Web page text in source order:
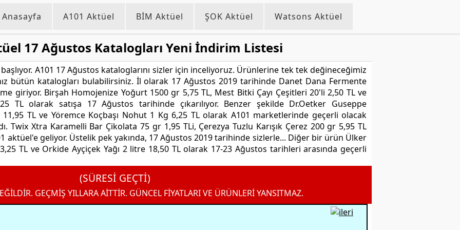
Anasayfa A101 Aktüel BİM Aktüel ŞOK Aktüel Watsons Aktüel
17 Ağustos Katalogları Yeni İndirim Listesi
A101 17 Ağustos kataloglarını sizler için inceliyoruz. Ürünlerine tek tek değineceğimiz
bütün katalogları bulabilirsiniz. İl olarak 17 Ağustos 2019 tarihinde Danet Dana Fermente
giriyor. Birşah Homojenize Yoğurt 1500 gr 5,75 TL, Mest Bitki Çayı Çeşitleri 20'li 2,50 TL ve
TL olarak satışa 17 Ağustos tarihinde çıkarılıyor. Benzer şekilde Dr.Oetker Guseppe
TL ve Yöremce Koçbaşı Nohut 1 Kg 6,25 TL olarak A101 marketlerinde geçerli olacak
Twix Xtra Karamelli Bar Çikolata 75 gr 1,95 TLi, Çerezya Tuzlu Karışık Çerez 200 gr 5,95 TL
aktüel'e geliyor. Üstelik pek yakında, 17 Ağustos 2019 tarihinde sizlerle... Diğer bir ürün Ülker
TL ve Orkide Ayçiçek Yağı 2 litre 18,50 TL olarak 17-23 Ağustos tarihleri arasında geçerli
(SÜRESİ GEÇTİ)
GEÇMİŞ YILLARA AİTTİR. GÜNCEL FİYATLARI VE ÜRÜNLERİ YANSITMAZ.